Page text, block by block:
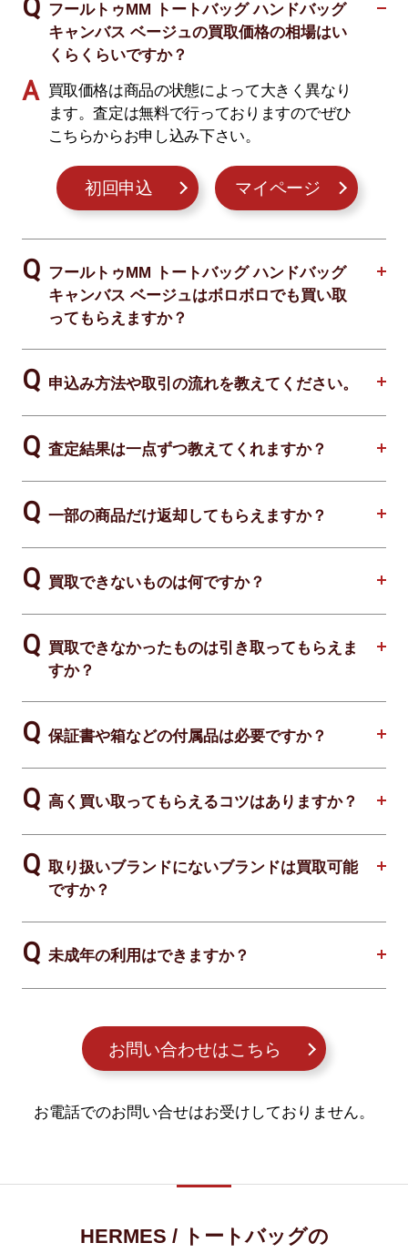
フールトゥMM トートバッグ ハンドバッグ
キャンバス ベージュの買取価格の相場はい
くらくらいですか？
買取価格は商品の状態によって大きく異なり
ます。査定は無料で行っておりますのでぜひ
こちらからお申し込み下さい。
初回申込 マイページ
フールトゥMM トートバッグ ハンドバッグ
キャンバス ベージュはボロボロでも買い取
ってもらえますか？
申込み方法や取引の流れを教えてください。
査定結果は一点ずつ教えてくれますか？
一部の商品だけ返却してもらえますか？
買取できないものは何ですか？
買取できなかったものは引き取ってもらえま
すか？
保証書や箱などの付属品は必要ですか？
高く買い取ってもらえるコツはありますか？
取り扱いブランドにないブランドは買取可能
ですか？
未成年の利用はできますか？
お問い合わせはこちら
お電話でのお問い合せはお受けしておりません。
HERMES / トートバッグの